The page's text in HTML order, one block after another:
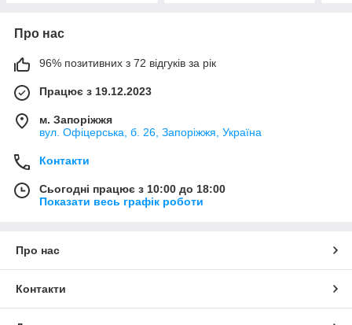
Про нас
96% позитивних з 72 відгуків за рік
Працює з 19.12.2023
м. Запоріжжя
вул. Офіцерська, б. 26, Запоріжжя, Україна
Контакти
Сьогодні працює з 10:00 до 18:00
Показати весь графік роботи
Про нас
Контакти